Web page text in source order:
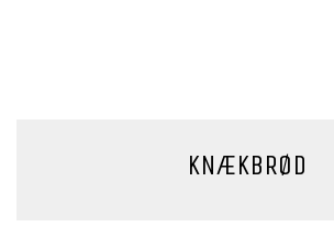
KNÆKBRØD